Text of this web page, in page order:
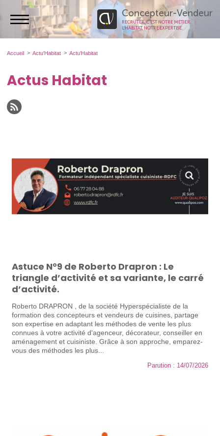
Concepteur-Vendeur
RECRUTER, C’EST NOTRE MÉTIER.
L’HABITAT, NOTRE EXPERTISE.
Accueil Actu'Habitat Actu'Habitat
Actus Habitat
Astuce N°9 de Roberto Drapron : Le
triangle d’activité et sa variante, le carré
d’activité.
Roberto DRAPRON , de la société Hyperspécialiste de la
formation des concepteurs et vendeurs de cuisines, partage
son expertise en adaptant les méthodes de vente les plus
connues à votre activité d'agenceur, décorateur, conseiller en
aménagement et cuisiniste. Grâce à son approche, emparez-
vous des méthodes les plus...
Parution : 14/07/2026